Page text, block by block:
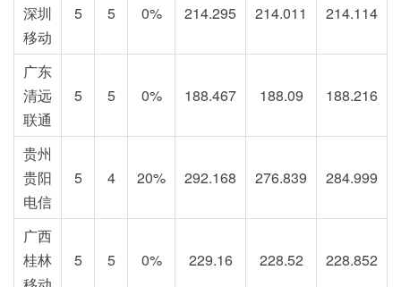
深圳
移动
5 5 0% 214.295 214.011 214.114
广东
清远
联通
5 5 0% 188.467 188.09 188.216
贵州
贵阳
电信
5 4 20% 292.168 276.839 284.999
广西
桂林
5 5 0% 229.16 228.52 228.852